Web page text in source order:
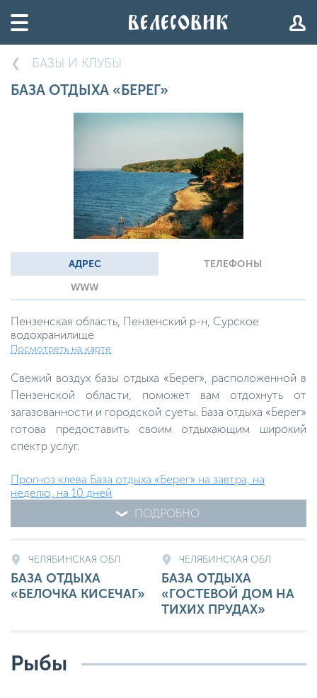
БАЗЫ И КЛУБЫ
БАЗА ОТДЫХА «БЕРЕГ»
АДРЕС
ТЕЛЕФОНЫ
WWW
Пензенская область, Пензенский р-н, Сурское
водохранилище
Посмотреть на карте
Свежий воздух базы отдыха «Берег», расположенной в
Пензенской области, поможет вам отдохнуть от
загазованности и городской суеты. База отдыха «Берег»
готова предоставить своим отдыхающим широкий
спектр услуг.
Прогноз клева База отдыха «Берег» на завтра, на
неделю, на 10 дней
ПОДРОБНО
ЧЕЛЯБИНСКАЯ ОБЛ
БАЗА ОТДЫХА
«БЕЛОЧКА КИСЕЧАГ»
ЧЕЛЯБИНСКАЯ ОБЛ
БАЗА ОТДЫХА
«ГОСТЕВОЙ ДОМ НА
ТИХИХ ПРУДАХ»
Рыбы